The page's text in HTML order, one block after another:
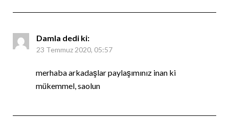
Damla dedi ki:
23 Temmuz 2020, 05:57
merhaba arkadaşlar paylaşımınız inan ki
mükemmel, saolun